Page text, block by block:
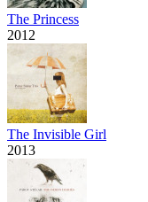
The Princess
2012
The Invisible Girl
2013